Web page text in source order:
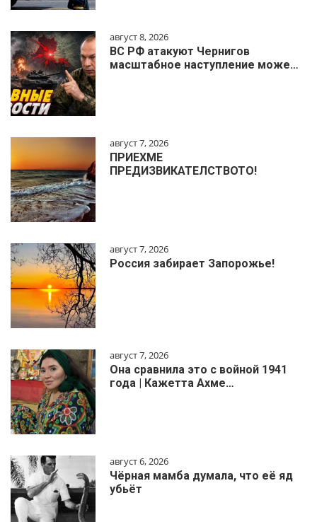
август 8, 2026
ВС РФ атакуют Чернигов
масштабное наступление може…
август 7, 2026
ПРИЕХМЕ
ПРЕДИЗВИКАТЕЛСТВОТО!
август 7, 2026
Россия забирает Запорожье!
август 7, 2026
Она сравнила это с войной 1941
года | Кажетта Ахме…
август 6, 2026
Чёрная мамба думала, что её яд
убьёт